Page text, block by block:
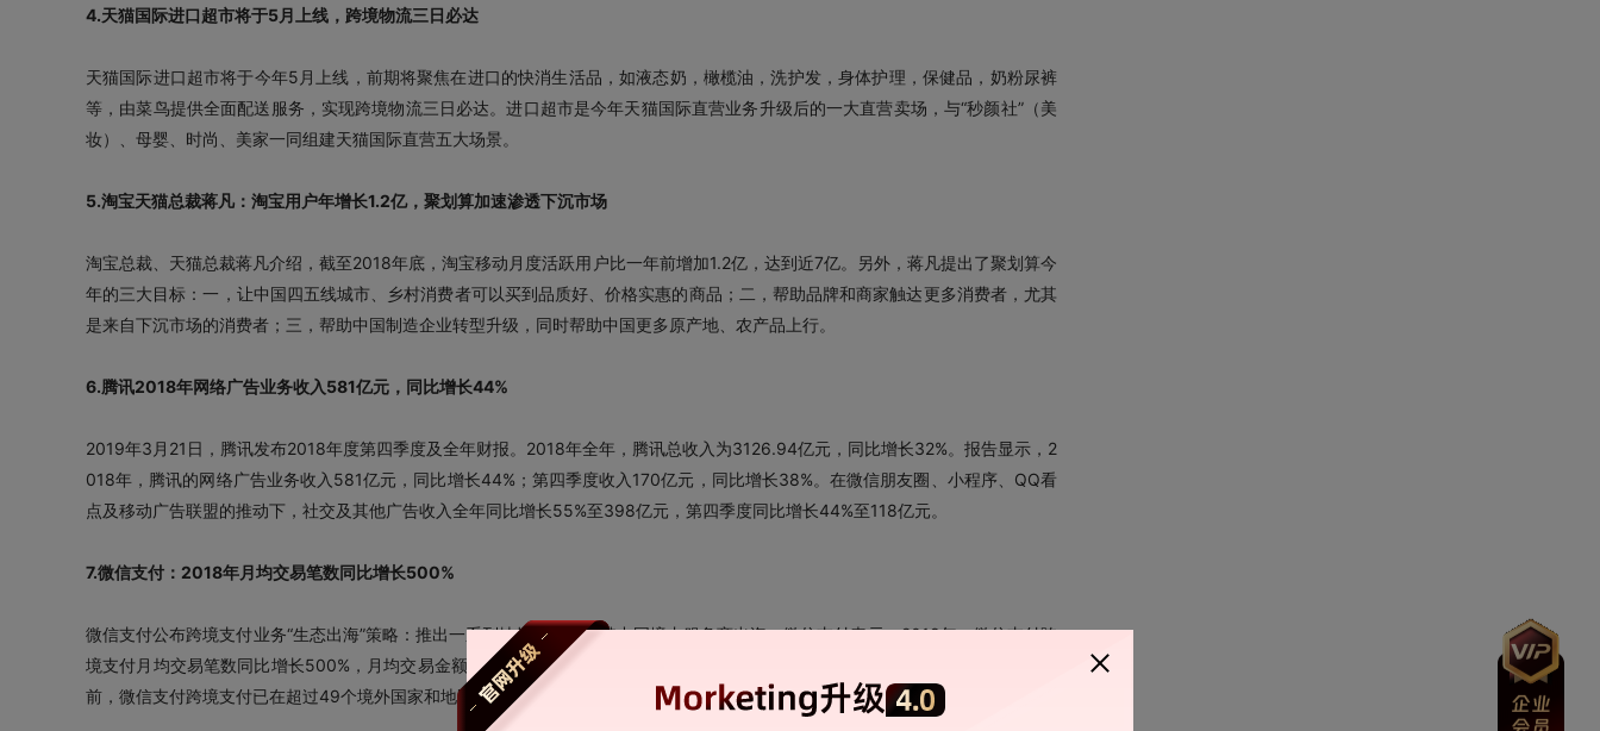
4.天猫国际进口超市将于5月上线，跨境物流三日必达
天猫国际进口超市将于今年5月上线，前期将聚焦在进口的快消生活品，如液态奶，橄榄油，洗护发，身体护理，保健品，奶粉尿裤
等，由菜鸟提供全面配送服务，实现跨境物流三日必达。进口超市是今年天猫国际直营业务升级后的一大直营卖场，与“秒颜社”（美
妆）、母婴、时尚、美家一同组建天猫国际直营五大场景。
5.淘宝天猫总裁蒋凡：淘宝用户年增长1.2亿，聚划算加速渗透下沉市场
淘宝总裁、天猫总裁蒋凡介绍，截至2018年底，淘宝移动月度活跃用户比一年前增加1.2亿，达到近7亿。另外，蒋凡提出了聚划算今
年的三大目标：一，让中国四五线城市、乡村消费者可以买到品质好、价格实惠的商品；二，帮助品牌和商家触达更多消费者，尤其
是来自下沉市场的消费者；三，帮助中国制造企业转型升级，同时帮助中国更多原产地、农产品上行。
6.腾讯2018年网络广告业务收入581亿元，同比增长44%
2019年3月21日，腾讯发布2018年度第四季度及全年财报。2018年全年，腾讯总收入为3126.94亿元，同比增长32%。报告显示，2
018年，腾讯的网络广告业务收入581亿元，同比增长44%；第四季度收入170亿元，同比增长38%。在微信朋友圈、小程序、QQ看
点及移动广告联盟的推动下，社交及其他广告收入全年同比增长55%至398亿元，第四季度同比增长44%至118亿元。
7.微信支付：2018年月均交易笔数同比增长500%
微信支付公布跨境支付业务“生态出海”策略：推出一系列扶持政策，支持中国境内服务商出海。微信支付表示，2018年，微信支付跨
境支付月均交易笔数同比增长500%，月均交易金额同比增长400%，服务商数量同比增长300%，商户数量同比增长700%。截至目
前，微信支付跨境支付已在超过49个境外国家和地区合规接入，支持16个币种直接交易。